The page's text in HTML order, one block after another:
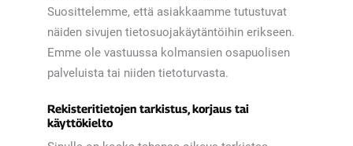
Suosittelemme, että asiakkaamme tutustuvat
näiden sivujen tietosuojakäytäntöihin erikseen.
Emme ole vastuussa kolmansien osapuolisen
palveluista tai niiden tietoturvasta.
Rekisteritietojen tarkistus, korjaus tai
käyttökielto